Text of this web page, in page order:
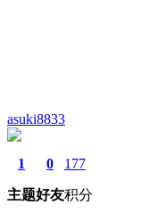
asuki8833
1
主题
0
好友
177
积分